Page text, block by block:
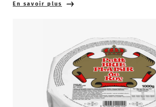
En savoir plus